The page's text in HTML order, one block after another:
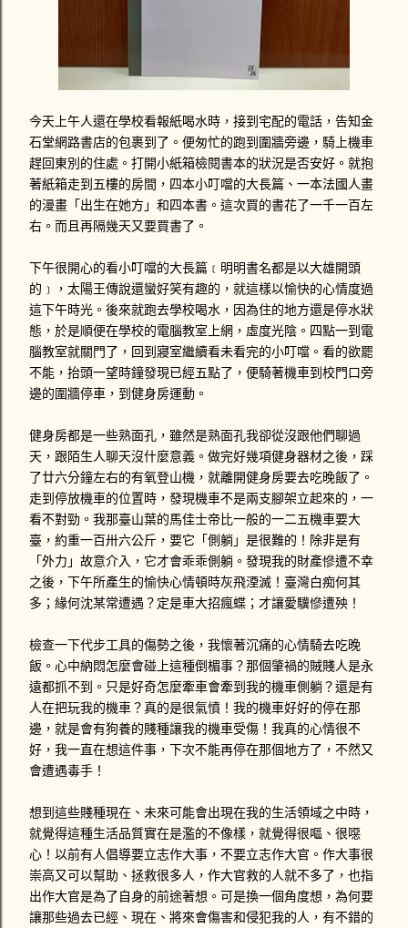
損 ） 。我拿了一千元傻傻地自己忍著傷痛騎車看醫生。那兩
位駕駛應該也立刻解散吧。 心裡一直認為沒報案怪怪的我，到
了當天晚上就拉同學陪我去西屯派出所補報案。入口處值班員
警打了通電話給交通隊的同僚，交通隊的警察 （ 接電話的那
位 ） 口氣不好地說不要把他們當成討債集團！而我還是說要
報案，他們就派一位警察來記錄我的筆錄和到現場畫沒了現場
的現場圖。這是我第一次坐上警車，負責處理的警察對我抱怨
民眾的態度不佳，導致開車的那位警察為了維持他自身的尊
嚴，而不向民眾開罰單，也就是說他不太想為了開罰單遭遇違
法民眾的輕蔑態度。反正這位警察有沒有取締交通違規，薪水
也不會因此額外增加。 星期一時，打電話給1188-DK號車的駕
十點多那位承辦警員居然打電話問我說連絡的如何？嚇我一跳
勒！警察就說驗傷單準備好就掛電話，大概是可以告對方過失
傷害。我來不及問那接下來要怎麼辦。心情鬱悶的我跑去找讀
法律系的學妹，他說發生車禍拍照前一定不能移動車輛，不然
警察沒...
今天上午人還在學校看報紙喝水時，接到宅配的電話，告知金
石堂網路書店的包裹到了。便匆忙的跑到圍牆旁邊，騎上機車
趕回東別的住處。打開小紙箱檢閱書本的狀況是否安好。就抱
著紙箱走到五樓的房間，四本小叮噹的大長篇、一本法國人畫
的漫畫「出生在她方」和四本書。這次買的書花了一千一百左
右。而且再隔幾天又要買書了。
下午很開心的看小叮噹的大長篇﹝明明書名都是以大雄開頭
的﹞，太陽王傳說還蠻好笑有趣的，就這樣以愉快的心情度過
這下午時光。後來就跑去學校喝水，因為住的地方還是停水狀
態，於是順便在學校的電腦教室上網，虛度光陰。四點一到電
腦教室就關門了，回到寢室繼續看未看完的小叮噹。看的欲罷
不能，抬頭一望時鐘發現已經五點了，便騎著機車到校門口旁
邊的圍牆停車，到健身房運動。
健身房都是一些熟面孔，雖然是熟面孔我卻從沒跟他們聊過
天，跟陌生人聊天沒什麼意義。做完好幾項健身器材之後，踩
了廿六分鐘左右的有氧登山機，就離開健身房要去吃晚飯了。
走到停放機車的位置時，發現機車不是兩支腳架立起來的，一
看不對勁。我那臺山葉的馬佳士帝比一般的一二五機車要大
臺，約重一百卅六公斤，要它「側躺」是很難的！除非是有
「外力」故意介入，它才會乖乖側躺。發現我的財產慘遭不幸
之後，下午所產生的愉快心情頓時灰飛湮滅！臺灣白痴何其
多；緣何沈某常遭遇？定是車大招瘋蝶；才讓愛驥慘遭殃！
檢查一下代步工具的傷勢之後，我懷著沉痛的心情騎去吃晚
飯。心中納悶怎麼會碰上這種倒楣事？那個肇禍的賊賤人是永
遠都抓不到。只是好奇怎麼牽車會牽到我的機車側躺？還是有
人在把玩我的機車？真的是很氣憤！我的機車好好的停在那
邊，就是會有狗養的賤種讓我的機車受傷！我真的心情很不
好，我一直在想這件事，下次不能再停在那個地方了，不然又
會遭遇毒手！
想到這些賤種現在、未來可能會出現在我的生活領域之中時，
就覺得這種生活品質實在是濫的不像樣，就覺得很嘔、很噁
心！以前有人倡導要立志作大事，不要立志作大官。作大事很
崇高又可以幫助、拯救很多人，作大官救的人就不多了，也指
出作大官是為了自身的前途著想。可是換一個角度想，為何要
讓那些過去已經、現在、將來會傷害和侵犯我的人，有不錯的